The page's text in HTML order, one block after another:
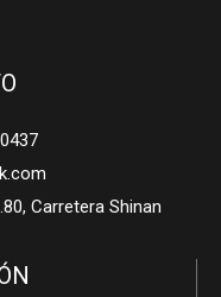
Carretera Shinan